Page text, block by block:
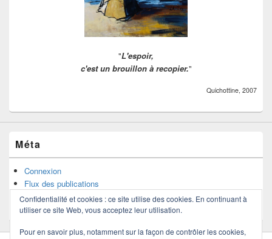
"L'espoir,
c'est un brouillon à recopier."
Quichottine, 2007
Méta
Connexion
Flux des publications
Flux des commentaires
Site de WordPress-FR
Confidentialité et cookies : ce site utilise des cookies. En continuant à
utiliser ce site Web, vous acceptez leur utilisation.
Pour en savoir plus, notamment sur la façon de contrôler les cookies,